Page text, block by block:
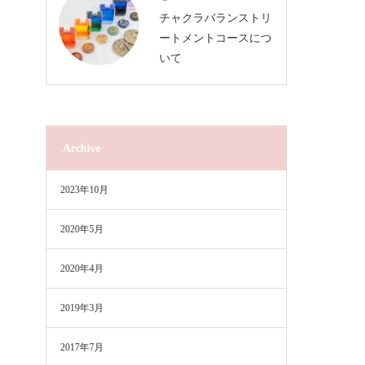
チャクラバランストリ
ートメントコースにつ
いて
Archive
2023年10月
2020年5月
2020年4月
2019年3月
2017年7月